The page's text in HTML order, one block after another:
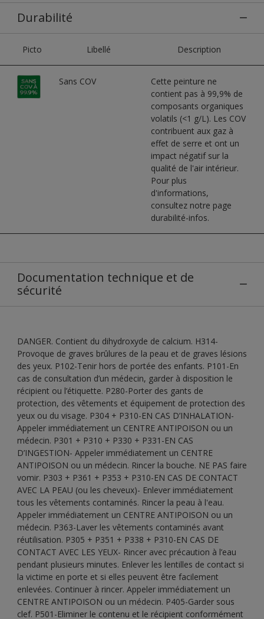
Durabilité
Picto Libellé Description
Sans COV
Cette peinture ne
contient pas à 99,9% de
composants organiques
volatils (<1 g/L). Les COV
contribuent aux gaz à
effet de serre et ont un
impact négatif sur la
qualité de l'air intérieur.
Pour plus
d'informations,
consultez notre page
durabilité-infos.
Documentation technique et de
sécurité
DANGER. Contient du dihydroxyde de calcium. H314-
Provoque de graves brûlures de la peau et de graves lésions
des yeux. P102-Tenir hors de portée des enfants. P101-En
cas de consultation d’un médecin, garder à disposition le
récipient ou l’étiquette. P280-Porter des gants de
protection, des vêtements et équipement de protection des
yeux ou du visage. P304 + P310-EN CAS D’INHALATION-
Appeler immédiatement un CENTRE ANTIPOISON ou un
médecin. P301 + P310 + P330 + P331-EN CAS
D’INGESTION- Appeler immédiatement un CENTRE
ANTIPOISON ou un médecin. Rincer la bouche. NE PAS faire
vomir. P303 + P361 + P353 + P310-EN CAS DE CONTACT
AVEC LA PEAU (ou les cheveux)- Enlever immédiatement
tous les vêtements contaminés. Rincer la peau à l'eau.
Appeler immédiatement un CENTRE ANTIPOISON ou un
médecin. P363-Laver les vêtements contaminés avant
réutilisation. P305 + P351 + P338 + P310-EN CAS DE
CONTACT AVEC LES YEUX- Rincer avec précaution à l’eau
pendant plusieurs minutes. Enlever les lentilles de contact si
la victime en porte et si elles peuvent être facilement
enlevées. Continuer à rincer. Appeler immédiatement un
CENTRE ANTIPOISON ou un médecin. P405-Garder sous
clef. P501-Eliminer le contenu et le récipient conformément